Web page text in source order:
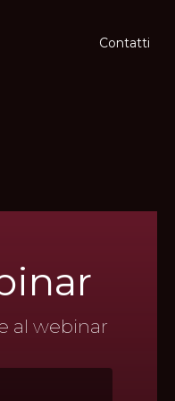
Contatti
al webinar